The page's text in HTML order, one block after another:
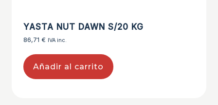
YASTA NUT DAWN S/20 KG
86,71 € IVA inc.
Añadir al carrito